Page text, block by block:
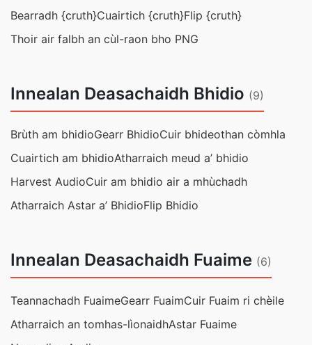
Bearradh {cruth}Cuairtich {cruth}Flip {cruth}
Thoir air falbh an cùl-raon bho PNG
Innealan Deasachaidh Bhidio (9)
Brùth am bhidioGearr BhidioCuir bhideothan còmhla
Cuairtich am bhidioAtharraich meud a’ bhidio
Harvest AudioCuir am bhidio air a mhùchadh
Atharraich Astar a’ BhidioFlip Bhidio
Innealan Deasachaidh Fuaime (6)
Teannachadh FuaimeGearr FuaimCuir Fuaim ri chèile
Atharraich an tomhas-lìonaidhAstar Fuaime